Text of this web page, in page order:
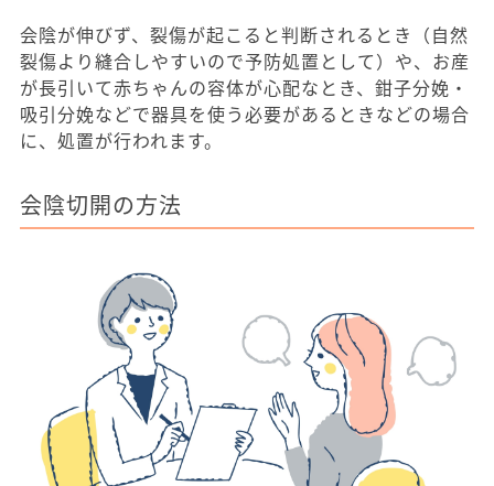
会陰が伸びず、裂傷が起こると判断されるとき（自然
裂傷より縫合しやすいので予防処置として）や、お産
が長引いて赤ちゃんの容体が心配なとき、鉗子分娩・
吸引分娩などで器具を使う必要があるときなどの場合
に、処置が行われます。
会陰切開の方法